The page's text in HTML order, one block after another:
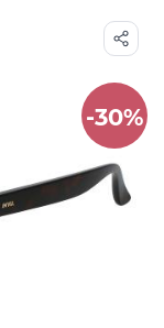
-30%
OVO 4025